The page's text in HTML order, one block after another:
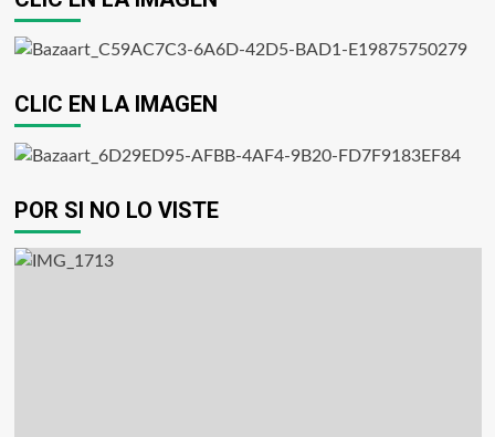
CLIC EN LA IMAGEN
POR SI NO LO VISTE